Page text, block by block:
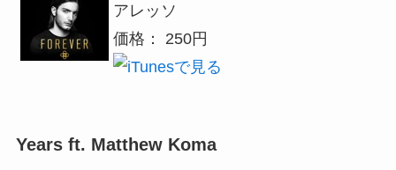
アレッソ
価格： 250円
Years ft. Matthew Koma